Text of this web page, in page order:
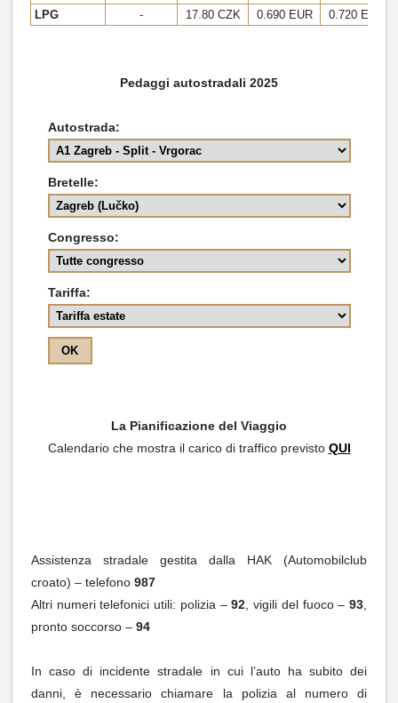
LPG - 17.80 CZK 0.690 EUR 0.720 EUR
Pedaggi autostradali 2025
Autostrada:
Bretelle:
Congresso:
Tariffa:
La Pianificazione del Viaggio
Calendario che mostra il carico di traffico previsto QUI
Assistenza stradale gestita dalla HAK (Automobilclub
croato) – telefono 987
Altri numeri telefonici utili: polizia –92 , vigili del fuoco –93
pronto soccorso – 94
In caso di incidente stradale in cui l’auto ha subito dei
danni, è necessario chiamare la polizia al numero di